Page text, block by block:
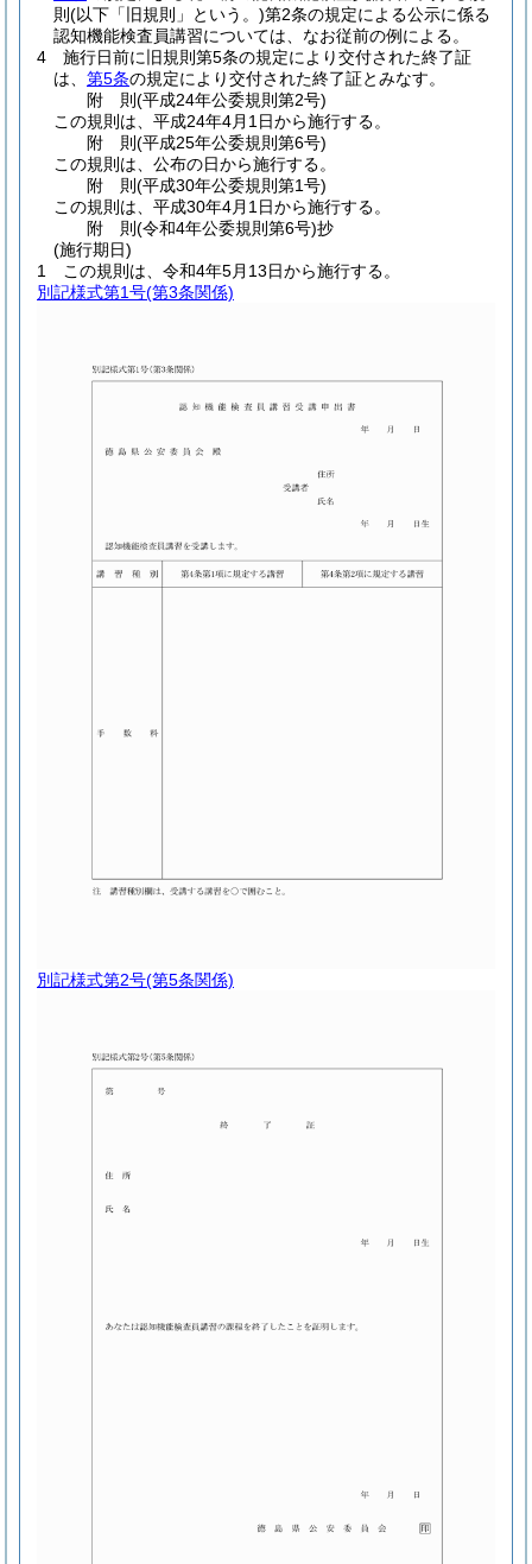
則 (以下「旧規則」という。)第2条の規定による公示に係る
認知機能検査員講習については、なお従前の例による。
4
施行日前に旧規則第5条の規定により交付された終了証
は、 第5条の規定により交付された終了証とみなす。
附 則(平成24年公委規則第2号)
この規則は、平成24年4月1日から施行する。
附 則(平成25年公委規則第6号)
この規則は、公布の日から施行する。
附 則(平成30年公委規則第1号)
この規則は、平成30年4月1日から施行する。
附 則(令和4年公委規則第6号)抄
(施行期日)
1
この規則は、令和4年5月13日から施行する。
別記様式第1号(第3条関係)
別記様式第2号(第5条関係)